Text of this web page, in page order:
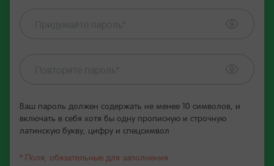
Ваш пароль должен содержать не менее 10 символов, и
включать в себя хотя бы одну прописную и строчную
латинскую букву, цифру и спецсимвол
* Поля, обязательные для заполнения